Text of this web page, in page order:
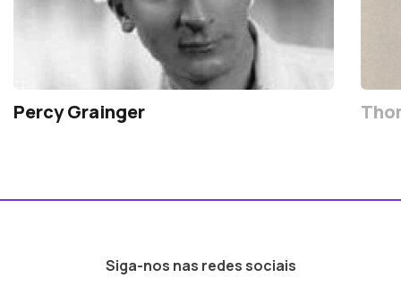
Percy Grainger
Siga-nos nas redes sociais